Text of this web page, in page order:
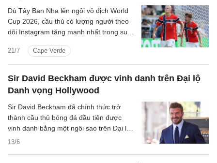
21/7 Cape Verde
Dù Tây Ban Nha lên ngôi vô địch World
Cup 2026, cầu thủ có lượng người theo
dõi Instagram tăng mạnh nhất trong suốt
Sir David Beckham được vinh danh trên Đại lộ
Danh vọng Hollywood
13/6
Sir David Beckham đã chính thức trở
thành cầu thủ bóng đá đầu tiên được
vinh danh bằng một ngôi sao trên Đại lộ
Danh vọng Hollywood, ghi thêm một dấu